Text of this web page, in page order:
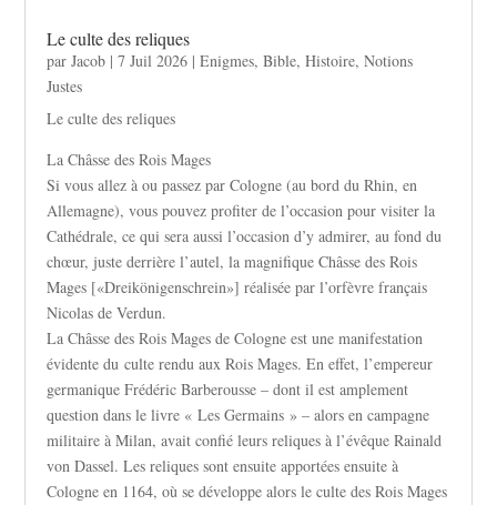
Le culte des reliques
parJacob |7 Juil 2026 |Enigmes,Bible,Histoire,Notions
Justes
Le culte des reliques
La Châsse des Rois Mages
Si vous allez à ou passez par Cologne (au bord du Rhin, en
Allemagne), vous pouvez profiter de l’occasion pour visiter la
Cathédrale, ce qui sera aussi l’occasion d’y admirer, au fond du
chœur, juste derrière l’autel, la magnifique Châsse des Rois
Mages [«Dreikönigenschrein»] réalisée par l’orfèvre français
Nicolas de Verdun.
La Châsse des Rois Mages de Cologne est une manifestation
évidente du culte rendu aux Rois Mages. En effet, l’empereur
germanique Frédéric Barberousse – dont il est amplement
question dans le livre « Les Germains » – alors en campagne
militaire à Milan, avait confié leurs reliques à l’évêque Rainald
von Dassel. Les reliques sont ensuite apportées ensuite à
Cologne en 1164, où se développe alors le culte des Rois Mages